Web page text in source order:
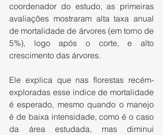
coordenador do estudo, as primeiras
avaliações mostraram alta taxa anual
de mortalidade de árvores (em torno de
5%), logo após o corte, e alto
crescimento das árvores.
Ele explica que nas florestas recém-
exploradas esse índice de mortalidade
é esperado, mesmo quando o manejo
é de baixa intensidade, como é o caso
da área estudada, mas diminui